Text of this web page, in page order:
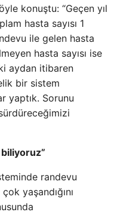
konuştu: “Geçen yıl
hasta sayısı 1
ile gelen hasta
hasta sayısı ise
aydan itibaren
bir sistem
yaptık. Sorunu
biliyoruz”
randevu
yaşandığını